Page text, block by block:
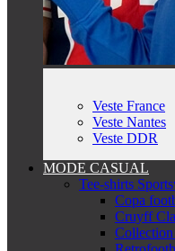
Veste France
Veste Nantes
Veste DDR
MODE CASUAL
Tee-shirts
Copa
Cruyff